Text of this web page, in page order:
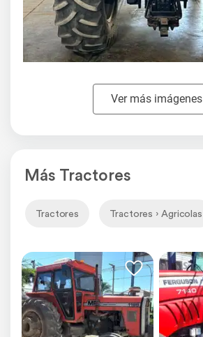
Ver más imágenes
Más Tractores
Tractores Tractores › Agricolas